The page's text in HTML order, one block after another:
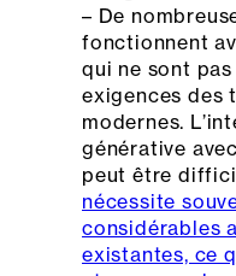
– De
fonctionnent
qui ne sont
exigences des
modernes.
générative
peut être
nécessite
considérables
existantes, ce